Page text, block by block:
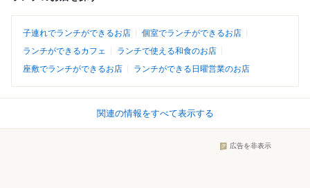
子連れでランチができるお店
個室でランチができるお店
ランチができるカフェ
ランチで使える和食のお店
座敷でランチができるお店
ランチができる日曜営業のお店
関連の情報をすべて表示する
広告を非表示